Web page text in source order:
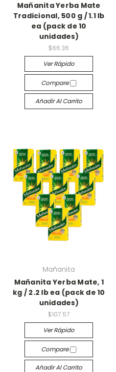
Mañanita Yerba Mate
Tradicional, 500 g / 1.1 lb
ea (pack de 10
unidades)
$66.36
Ver Rápido
Compare
Añadir Al Carrito
Mañanita
Mañanita Yerba Mate, 1
kg / 2.2 lb ea (pack de 10
unidades)
$107.57
Ver Rápido
Compare
Añadir Al Carrito